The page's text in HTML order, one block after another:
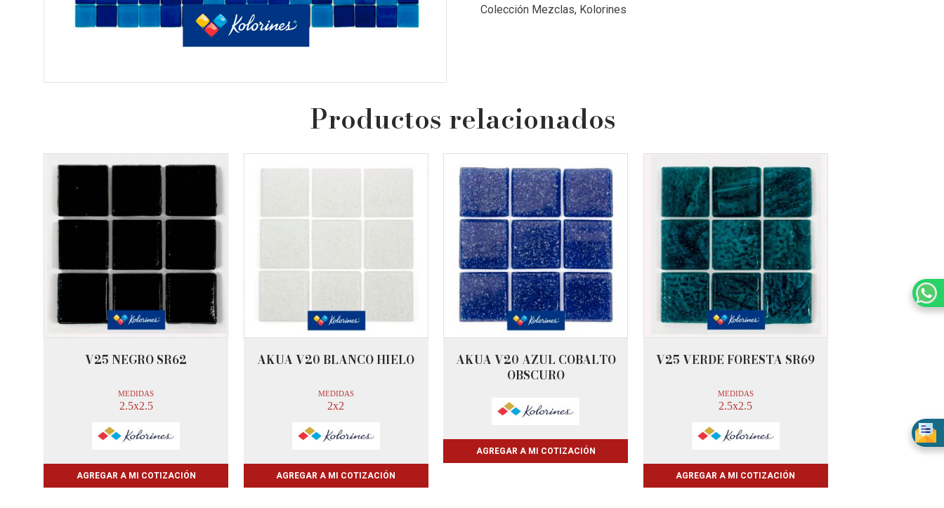
Colección Mezclas, Kolorines
Productos relacionados
V25 NEGRO SR62
MEDIDAS
2.5x2.5
AGREGAR A MI COTIZACIÓN
AKUA V20 BLANCO HIELO
MEDIDAS
2x2
AGREGAR A MI COTIZACIÓN
AKUA V20 AZUL COBALTO
OBSCURO
AGREGAR A MI COTIZACIÓN
V25 VERDE FORESTA SR69
MEDIDAS
2.5x2.5
AGREGAR A MI COTIZACIÓN